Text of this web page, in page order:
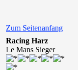
Zum Seitenanfang
Racing Harz
Le Mans Sieger